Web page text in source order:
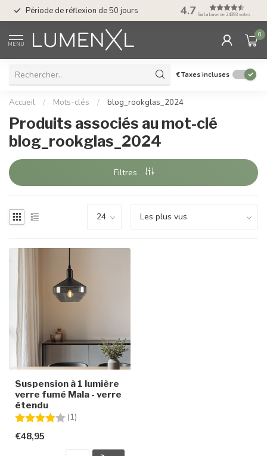
Période de réflexion de 50 jours Service : du lundi
17.00
4.7 Sur la base de 24393 votes
MENU
0
€Taxes incluses
Accueil / Mots-clés / blog_rookglas_2024
Produits associés au mot-clé
blog_rookglas_2024
Filtres
Suspension à 1 lumière
verre fumé Mala - verre
étendu
Note:
(1)
€48,95